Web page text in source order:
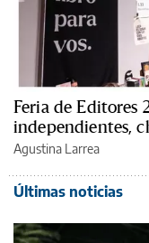
Feria de Editores
independientes,
Agustina Larrea
Últimas noticias